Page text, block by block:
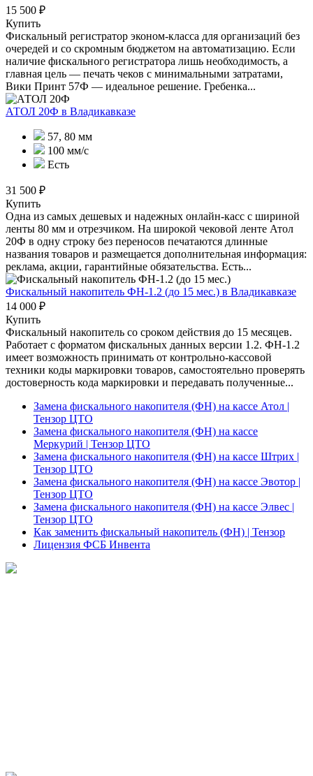
15 500 ₽
Купить
Фискальный регистратор эконом-класса для организаций без
очередей и со скромным бюджетом на автоматизацию. Если
наличие фискального регистратора лишь необходимость, а
главная цель — печать чеков с минимальными затратами,
Вики Принт 57Ф — идеальное решение. Гребенка...
АТОЛ 20Ф в Владикавказе
57, 80 мм
100 мм/c
Есть
31 500 ₽
Купить
Одна из самых дешевых и надежных онлайн-касс с шириной
ленты 80 мм и отрезчиком. На широкой чековой ленте Атол
20Ф в одну строку без переносов печатаются длинные
названия товаров и размещается дополнительная информация:
реклама, акции, гарантийные обязательства. Есть...
Фискальный накопитель ФН-1.2 (до 15 мес.) в Владикавказе
14 000 ₽
Купить
Фискальный накопитель cо сроком действия до 15 месяцев.
Работает с форматом фискальных данных версии 1.2. ФН-1.2
имеет возможность принимать от контрольно-кассовой
техники коды маркировки товаров, самостоятельно проверять
достоверность кода маркировки и передавать полученные...
Замена фискального накопителя (ФН) на кассе Атол |
Тензор ЦТО
Замена фискального накопителя (ФН) на кассе
Меркурий | Тензор ЦТО
Замена фискального накопителя (ФН) на кассе Штрих |
Тензор ЦТО
Замена фискального накопителя (ФН) на кассе Эвотор |
Тензор ЦТО
Замена фискального накопителя (ФН) на кассе Элвес |
Тензор ЦТО
Как заменить фискальный накопитель (ФН) | Тензор
Лицензия ФСБ Инвента